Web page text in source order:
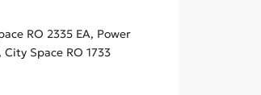
RO 2335 EA, Power
City Space RO 1733